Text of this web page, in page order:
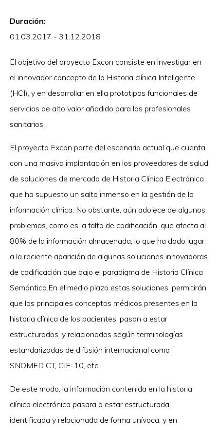
Duración:
01.03.2017 - 31.12.2018
El objetivo del proyecto Excon consiste en investigar en
el innovador concepto de la Historia clínica Inteligente
(HCI), y en desarrollar en ella prototipos funcionales de
servicios de alto valor añadido para los profesionales
sanitarios.
El proyecto Excon parte del escenario actual que cuenta
con una masiva implantación en los proveedores de salud
de soluciones de mercado de Historia Clínica Electrónica
que ha supuesto un salto inmenso en la gestión de la
información clínica. No obstante, aún adolece de algunos
problemas, como es la falta de codificación, que afecta al
80% de la información almacenada, lo que ha dado lugar
a la reciente aparición de algunas soluciones innovadoras
de codificación que bajo el paradigma de Historia Clínica
Semántica.En el medio plazo estas soluciones, permitirán
que los principales conceptos médicos presentes en la
historia clínica de los pacientes, pasan a estar
estructurados, y relacionados según terminologías
estandarizadas de difusión internacional como
SNOMED CT, CIE-10, etc.
De este modo, la información contenida en la historia
clínica electrónica pasara a estar estructurada,
identificada y relacionada de forma unívoca, y en